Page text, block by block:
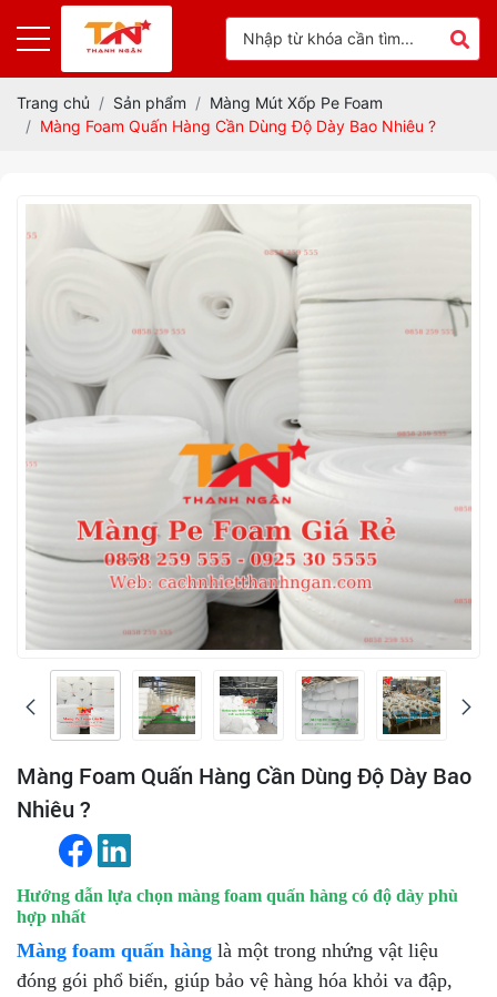
Trang chủ Sản phẩm
Màng Mút Xốp Pe Foam
Màng Foam Quấn Hàng Cần Dùng Độ Dày Bao Nhiêu ?
Màng Foam Quấn Hàng Cần Dùng Độ Dày Bao
Nhiêu ?
Hướng dẫn lựa chọn màng foam quấn hàng có độ dày phù
hợp nhất
Màng foam quấn hàng là một trong nhứng vật liệu
đóng gói phổ biến, giúp bảo vệ hàng hóa khỏi va đập,